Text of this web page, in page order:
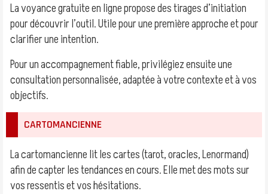
La voyance gratuite en ligne propose des tirages d’initiation
pour découvrir l’outil. Utile pour une première approche et pour
clarifier une intention.
Pour un accompagnement fiable, privilégiez ensuite une
consultation personnalisée, adaptée à votre contexte et à vos
objectifs.
CARTOMANCIENNE
La cartomancienne lit les cartes (tarot, oracles, Lenormand)
afin de capter les tendances en cours. Elle met des mots sur
vos ressentis et vos hésitations.